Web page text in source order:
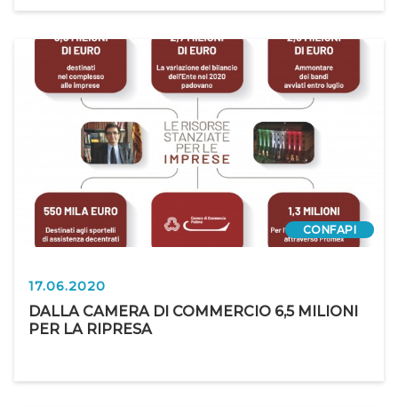
CONFAPI
17.06.2020
DALLA CAMERA DI COMMERCIO 6,5 MILIONI
PER LA RIPRESA